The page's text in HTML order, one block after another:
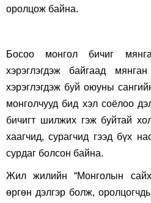
оролцож байна.
Босоо монгол бичиг
хэрэглэгдэж байгаад
хэрэглэгдэж буй оюуны
монголчууд бид хэл соёлоо
бичигт шилжих гэж буйтай
хаагчид, сурагчид гээд бүх
сурдаг болсон байна.
Жил жилийн “Монголын
өргөн дэлгэр болж,